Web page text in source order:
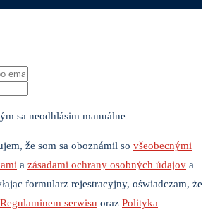
sa neodhlásim manuálne
že som sa oboznámil so všeobecnými
a zásadami ochrany osobných údajov a
formularz rejestracyjny, oświadczam, że
Regulaminem serwisu oraz Polityka